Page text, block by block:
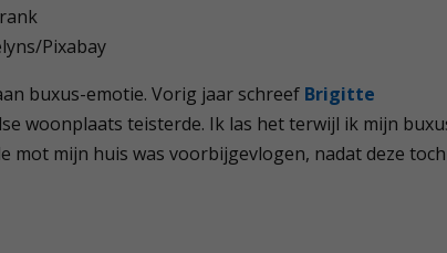
Pixabay
buxus-emotie. Vorig jaar schreef Brigitte
woonplaats teisterde. Ik las het terwijl ik mijn
mot mijn huis was voorbijgevlogen, nadat deze toch